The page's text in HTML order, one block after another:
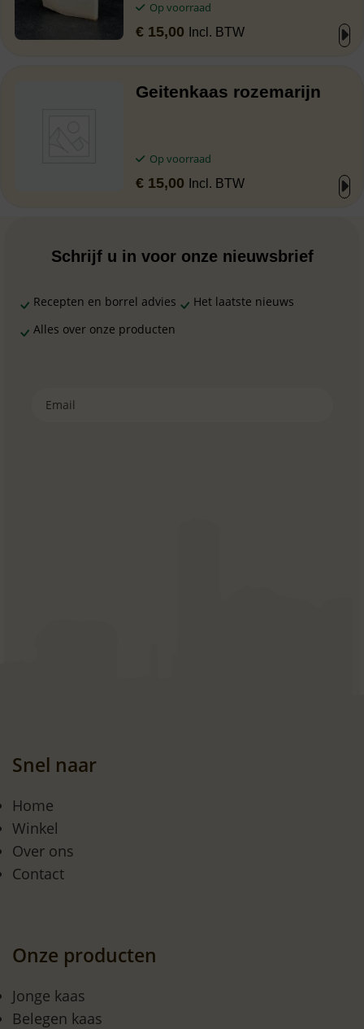
Op voorraad
€ 15,00 Incl. BTW
Geitenkaas rozemarijn
Op voorraad
€ 15,00 Incl. BTW
Schrijf u in voor onze nieuwsbrief
Recepten en borrel advies
Het laatste nieuws
Alles over onze producten
Snel naar
Home
Winkel
Over ons
Contact
Onze producten
Jonge kaas
Belegen kaas